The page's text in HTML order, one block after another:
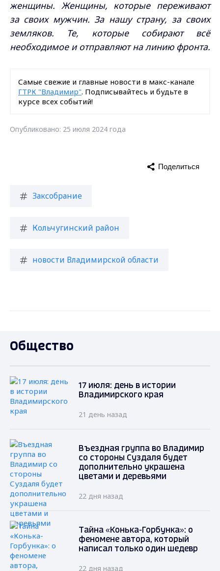
женщины. Женщины, которые переживают
за своих мужчин. За нашу страну, за своих
земляков. Те, которые собирают всё
необходимое и отправляют на линию фронта.
Самые свежие и главные новости в макс-канале
ГТРК "Владимир". Подписывайтесь и будьте в
курсе всех событий!
Опубликовано: 25 июля 2024 года
Заксобрание
Кольчугинский район
новости Владимирской области
Поделиться
Общество
17 июля: день в истории
Владимирского края
21 день назад
Въездная группа во Владимир
со стороны Суздаля будет
дополнительно украшена
цветами и деревьями
22 дня назад
Тайна «Конька-Горбунка»: о
феномене автора, который
написал только один шедевр
22 дня назад